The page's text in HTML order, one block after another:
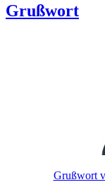
Grußwort
Grußwort